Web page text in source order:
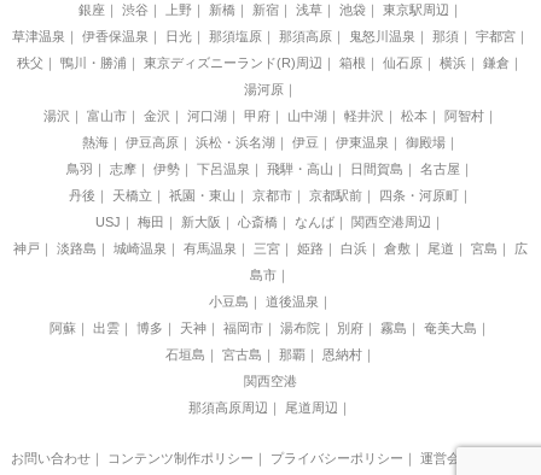
銀座
渋谷 上野 新橋 新宿 浅草 池袋
東京駅周辺
草津温泉
伊香保温泉 日光 那須塩原 那須高原 鬼怒川温泉 那須
宇都宮
秩父
鴨川・勝浦 東京ディズニーランド(R)周辺 箱根 仙石原 横浜
鎌倉
湯河原
湯沢
富山市 金沢 河口湖 甲府 山中湖 軽井沢 松本
阿智村
熱海
伊豆高原 浜松・浜名湖 伊豆 伊東温泉
御殿場
鳥羽
志摩 伊勢 下呂温泉 飛騨・高山 日間賀島
名古屋
丹後
天橋立 祇園・東山 京都市 京都駅前
四条・河原町
USJ
梅田 新大阪 心斎橋 なんば
関西空港周辺
神戸
淡路島 城崎温泉 有馬温泉 三宮 姫路 白浜 倉敷 尾道 宮島
広
島市
小豆島
道後温泉
阿蘇
出雲 博多 天神 福岡市 湯布院 別府 霧島
奄美大島
石垣島
宮古島 那覇
恩納村
関西空港
那須高原周辺
尾道周辺
お問い合わせ｜ コンテンツ制作ポリシー ｜ プライバシーポリシー ｜ 運営会社